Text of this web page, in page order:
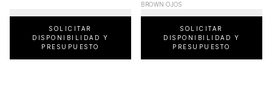
SOLICITAR
DISPONIBILIDAD Y
PRESUPUESTO
BROWN OJOS
SOLICITAR
DISPONIBILIDAD Y
PRESUPUESTO